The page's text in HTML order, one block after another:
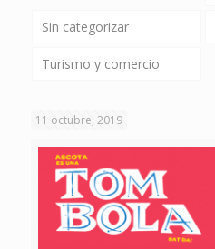
Sin categorizar
Turismo y comercio
11 octubre, 2019